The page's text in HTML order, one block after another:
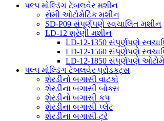
પલ્પ મોલ્ડિંગ ટેબલવેર મશીન
સેમી ઓટોમેટિક મશીન
SD-P09 સંપૂર્ણપણે સ્વચાલિત મશીન
LD-12 શ્રેણી મશીન
LD-12-1350 સંપૂર્ણપણે
LD-12-1560 સંપૂર્ણપણે
LD-12-1850 સંપૂર્ણપણે
પલ્પ મોલ્ડિંગ ટેબલવેર પ્રોડક્ટ્સ
શેરડીનો બગાસી વાટકો
શેરડીના બગાસી બોક્સ
શેરડીનો બગાસી કપ
શેરડીના બગાસી પ્લેટ
શેરડીના બગાસી ટ્રે